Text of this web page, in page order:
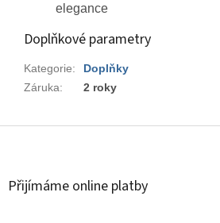
elegance
Doplňkové parametry
Kategorie:
Doplňky
Záruka: 2 roky
Z
Přijímáme online platby